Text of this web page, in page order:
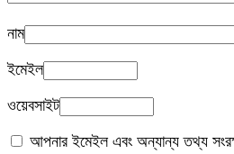
নাম
ইমেইল
ওয়েবসাইট
আপনার ইমেইল এবং অন্যান্য তথ্য